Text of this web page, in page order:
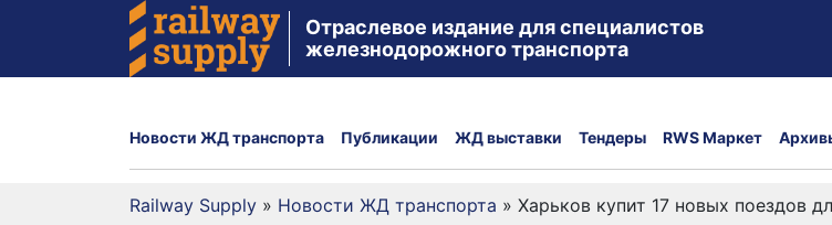
Отраслевое издание для специалистов
железнодорожного транспорта
Новости ЖД транспорта Публикации ЖД выставки Тендеры RWS Маркет
Railway Supply » Новости ЖД транспорта » Харьков купит 17 новых поездов